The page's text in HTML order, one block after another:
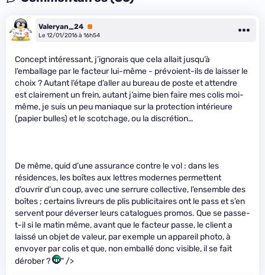
Valeryan_24 Premium
Le 12/01/2016 à 16h54
Concept intéressant, j’ignorais que cela allait jusqu’à
l’emballage par le facteur lui-même - prévoient-ils de laisser le
choix ? Autant l’étape d’aller au bureau de poste et attendre
est clairement un frein, autant j’aime bien faire mes colis moi-
même, je suis un peu maniaque sur la protection intérieure
(papier bulles) et le scotchage, ou la discrétion…
De même, quid d’une assurance contre le vol : dans les
résidences, les boîtes aux lettres modernes permettent
d’ouvrir d’un coup, avec une serrure collective, l’ensemble des
boîtes ; certains livreurs de plis publicitaires ont le pass et s’en
servent pour déverser leurs catalogues promos. Que se passe-
t-il si le matin même, avant que le facteur passe, le client a
laissé un objet de valeur, par exemple un appareil photo, à
envoyer par colis et que, non emballé donc visible, il se fait
dérober ?
" />